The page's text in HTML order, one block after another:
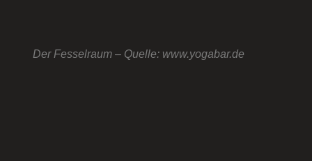
Der Fesselraum – Quelle: www.yogabar.de